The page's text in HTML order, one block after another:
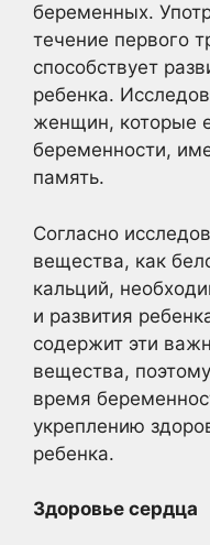
беременных.
течение первого
способствует
ребенка.
женщин, которые
беременности,
память.
Согласно
вещества, как
кальций,
и развития
содержит эти
вещества,
время
укреплению
ребенка.
Здоровье сердца